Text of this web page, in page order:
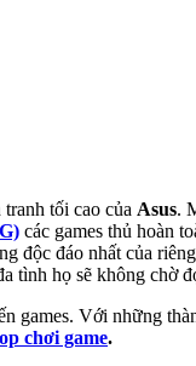
tối cao của Asus.
các games thủ hoàn
độc đáo nhất của
tình họ sẽ không chờ
games. Với những
chơi game.